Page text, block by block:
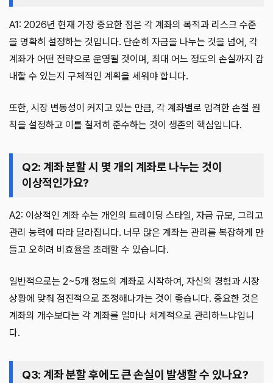
A1: 2026년 현재 가장 중요한 점은 각 계좌의 목적과 리스크 수준
을 명확히 설정하는 것입니다. 단순히 자금을 나누는 것을 넘어, 각
계좌가 어떤 전략으로 운영될 것이며, 최대 어느 정도의 손실까지 감
내할 수 있는지 구체적인 계획을 세워야 합니다.
또한, 시장 변동성이 커지고 있는 만큼, 각 계좌별로 엄격한 손절 원
칙을 설정하고 이를 철저히 준수하는 것이 생존의 핵심입니다.
Q2: 계좌 분할 시 몇 개의 계좌로 나누는 것이
이상적인가요?
A2: 이상적인 계좌 수는 개인의 트레이딩 스타일, 자금 규모, 그리고
관리 능력에 따라 달라집니다. 너무 많은 계좌는 관리를 복잡하게 만
들고 오히려 비효율을 초래할 수 있습니다.
일반적으로는 2~5개 정도의 계좌로 시작하여, 자신의 경험과 시장
상황에 맞춰 점진적으로 조정해나가는 것이 좋습니다. 중요한 것은
계좌의 개수보다는 각 계좌를 얼마나 체계적으로 관리하느냐입니
다.
Q3: 계좌 분할 후에도 큰 손실이 발생할 수 있나요?